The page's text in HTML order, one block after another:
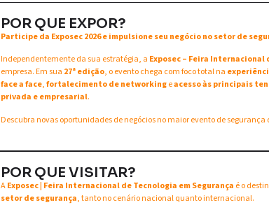
POR QUE EXPOR?
Participe da Exposec 2026 e impulsione seu negócio no setor de
Independentemente da sua estratégia, a Exposec – Feira Internacional
empresa. Em sua 27ª edição, o evento chega com foco total na
face a face,fortalecimento de networkingeacesso às principais
privada e empresarial.
Descubra novas oportunidades de negócios no maior evento de
POR QUE VISITAR?
AExposec | Feira Internacional de Tecnologia em Segurança é o
setor de segurança, tanto no cenário nacional quanto internacional.